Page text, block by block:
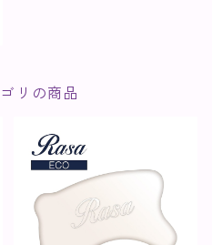
リの商品